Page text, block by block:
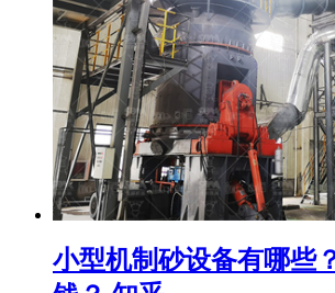
小型机制砂设备有哪些